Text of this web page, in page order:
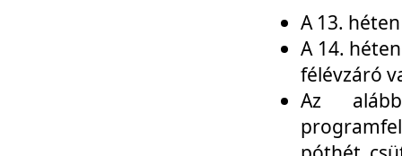
A 13.
A 14.
félévzáró
Az